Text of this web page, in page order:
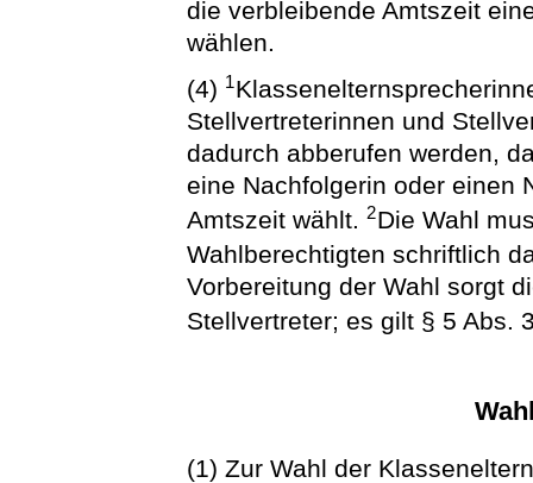
die verbleibende Amtszeit
wählen.
(4) 1
Stellvertreterinnen und
dadurch abberufen werden,
eine Nachfolgerin oder einen
Amtszeit wählt.2Die Wahl
Wahlberechtigten schriftlich
Vorbereitung der Wahl sorgt
Stellvertreter; es gilt § 5 Abs.
(1) Zur Wahl der